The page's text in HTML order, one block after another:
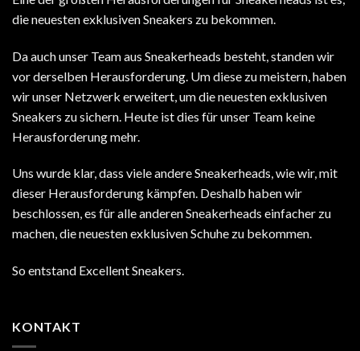
die neuesten exklusiven Sneakers zu bekommen.
Da auch unser Team aus Sneakerheads besteht, standen wir
vor derselben Herausforderung. Um diese zu meistern, haben
wir unser Netzwerk erweitert, um die neuesten exklusiven
Sneakers zu sichern. Heute ist dies für unser Team keine
Herausforderung mehr.
Uns wurde klar, dass viele andere Sneakerheads, wie wir, mit
dieser Herausforderung kämpfen. Deshalb haben wir
beschlossen, es für alle anderen Sneakerheads einfacher zu
machen, die neuesten exklusiven Schuhe zu bekommen.
So entstand Excellent Sneakers.
KONTAKT